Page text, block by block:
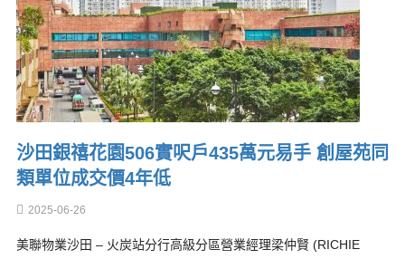
沙田銀禧花園506實呎戶435萬元易手 創屋苑同
類單位成交價4年低
2025-06-26
美聯物業沙田 – 火炭站分行高級分區營業經理梁仲賢 (RICHIE